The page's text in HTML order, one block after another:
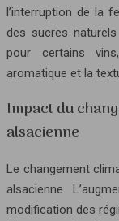
l’interruption de la
des sucres
pour certains
aromatique et la
Impact du
alsacienne
Le changement
alsacienne.
modification des